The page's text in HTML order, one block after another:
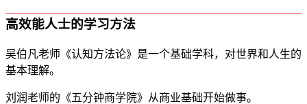
高效能人士的学习方法
吴伯凡老师《认知方法论》是一个基础学科，对世界和人生的
基本理解。
刘润老师的《五分钟商学院》从商业基础开始做事。